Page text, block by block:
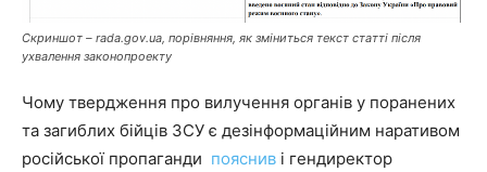
Скриншот – rada.gov.ua, порівняння, як зміниться текст статті після
ухвалення законопроекту
Чому твердження про вилучення органів у поранених
та загиблих бійців ЗСУ є дезінформаційним наративом
російської пропаганди пояснив і гендиректор